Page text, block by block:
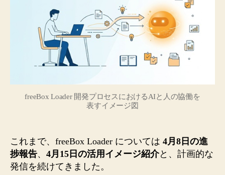
裏：
こ
で
緯
と、
人
が
一
freeBox Loader 開発プロセスにおけるAIと人の協働を
表すイメージ図
これまで、freeBox Loader については 4月8日の進
捗報告、 4月15日の活用イメージ紹介と、計画的な
発信を続けてきました。